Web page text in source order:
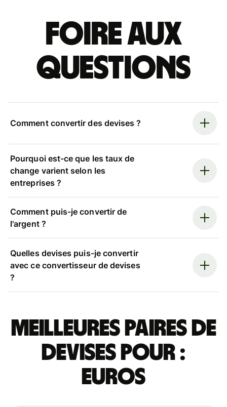
Foire aux
questions
Comment convertir des devises ?
Pourquoi est-ce que les taux de
change varient selon les
entreprises ?
Comment puis-je convertir de
l'argent ?
Quelles devises puis-je convertir
avec ce convertisseur de devises
?
Meilleures paires de
devises pour :
euros